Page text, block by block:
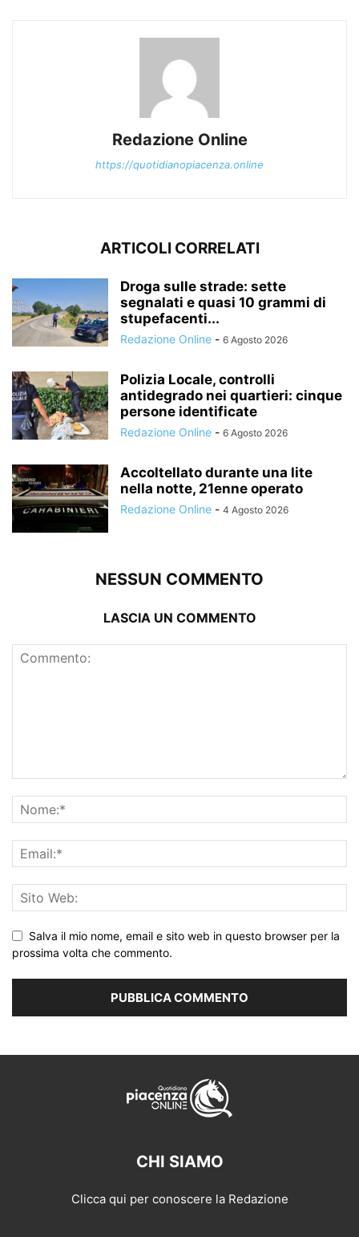
Redazione Online
https://quotidianopiacenza.online
ARTICOLI CORRELATI
Droga sulle strade: sette
segnalati e quasi 10 grammi di
stupefacenti...
Redazione Online - 6 Agosto 2026
Polizia Locale, controlli
antidegrado nei quartieri: cinque
persone identificate
Redazione Online - 6 Agosto 2026
Accoltellato durante una lite
nella notte, 21enne operato
Redazione Online - 4 Agosto 2026
NESSUN COMMENTO
LASCIA UN COMMENTO
Salva il mio nome, email e sito web in questo browser per la
prossima volta che commento.
CHI SIAMO
Clicca qui per conoscere la Redazione